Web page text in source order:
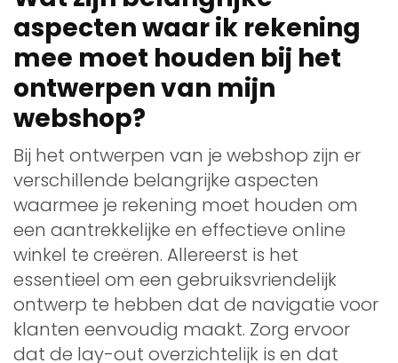
aspecten waar ik rekening
mee moet houden bij het
ontwerpen van mijn
webshop?
Bij het ontwerpen van je webshop zijn er
verschillende belangrijke aspecten
waarmee je rekening moet houden om
een aantrekkelijke en effectieve online
winkel te creëren. Allereerst is het
essentieel om een gebruiksvriendelijk
ontwerp te hebben dat de navigatie voor
klanten eenvoudig maakt. Zorg ervoor
dat de lay-out overzichtelijk is en dat